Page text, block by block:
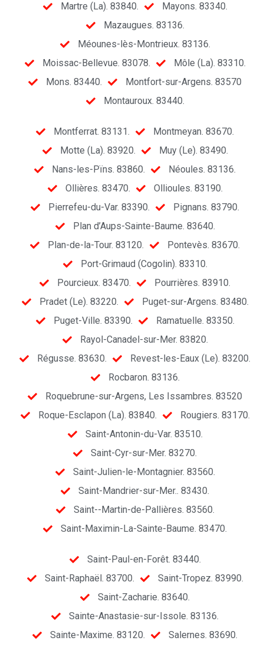
Martre (La). 83840.
Mayons. 83340.
Mazaugues. 83136.
Méounes-lès-Montrieux. 83136.
Moissac-Bellevue. 83078.
Môle (La). 83310.
Mons. 83440.
Montfort-sur-Argens. 83570
Montauroux. 83440.
Montferrat. 83131.
Montmeyan. 83670.
Motte (La). 83920.
Muy (Le). 83490.
Nans-les-Pïns. 83860.
Néoules. 83136.
Ollières. 83470.
Ollioules. 83190.
Pierrefeu-du-Var. 83390.
Pignans. 83790.
Plan d’Aups-Sainte-Baume. 83640.
Plan-de-la-Tour. 83120.
Pontevès. 83670.
Port-Grimaud (Cogolin). 83310.
Pourcieux. 83470.
Pourrières. 83910.
Pradet (Le). 83220.
Puget-sur-Argens. 83480.
Puget-Ville. 83390.
Ramatuelle. 83350.
Rayol-Canadel-sur-Mer. 83820.
Régusse. 83630.
Revest-les-Eaux (Le). 83200.
Rocbaron. 83136.
Roquebrune-sur-Argens, Les Issambres. 83520
Roque-Esclapon (La). 83840.
Rougiers. 83170.
Saint-Antonin-du-Var. 83510.
Saint-Cyr-sur-Mer. 83270.
Saint-Julien-le-Montagnier. 83560.
Saint-Mandrier-sur-Mer.. 83430.
Saint--Martin-de-Pallières. 83560.
Saint-Maximin-La-Sainte-Baume. 83470.
Saint-Paul-en-Forêt. 83440.
Saint-Raphaël. 83700.
Saint-Tropez. 83990.
Saint-Zacharie. 83640.
Sainte-Anastasie-sur-Issole. 83136.
Sainte-Maxime. 83120.
Salernes. 83690.